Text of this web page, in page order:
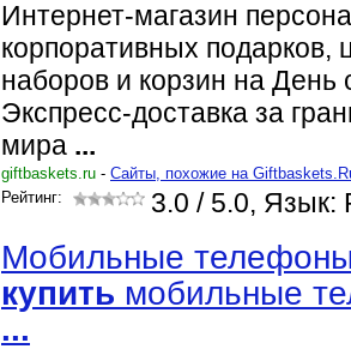
Интернет-магазин
корпоративных подарков,
наборов и корзин на День
Экспресс-доставка за
мира ...
giftbaskets.ru - Cайты, похожие на
Рейтинг:
3.0 / 5.0, Язык:
Мобильные
купить мобильные
...